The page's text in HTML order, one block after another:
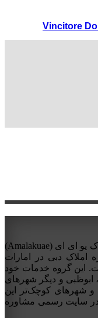
گروه مشاوره املاک و اخذ اقامت دبیِ املاک یو ای ای (Amalakuae)
املاک دبی در امارات
این گروه خدمات خود
ابوظبی و دیگر شهرهای
و شهرهای کوچک‌تر این
در سایت رسمی مشاوره